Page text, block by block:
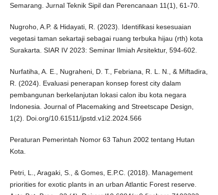
Semarang. Jurnal Teknik Sipil dan Perencanaan 11(1), 61-70.
Nugroho, A.P. & Hidayati, R. (2023). Identifikasi kesesuaian
vegetasi taman sekartaji sebagai ruang terbuka hijau (rth) kota
Surakarta. SIAR IV 2023: Seminar Ilmiah Arsitektur, 594-602.
Nurfatiha, A. E., Nugraheni, D. T., Febriana, R. L. N., & Miftadira,
R. (2024). Evaluasi penerapan konsep forest city dalam
pembangunan berkelanjutan lokasi calon ibu kota negara
Indonesia. Journal of Placemaking and Streetscape Design,
1(2). Doi.org/10.61511/jpstd.v1i2.2024.566
Peraturan Pemerintah Nomor 63 Tahun 2002 tentang Hutan
Kota.
Petri, L., Aragaki, S., & Gomes, E.P.C. (2018). Management
priorities for exotic plants in an urban Atlantic Forest reserve.